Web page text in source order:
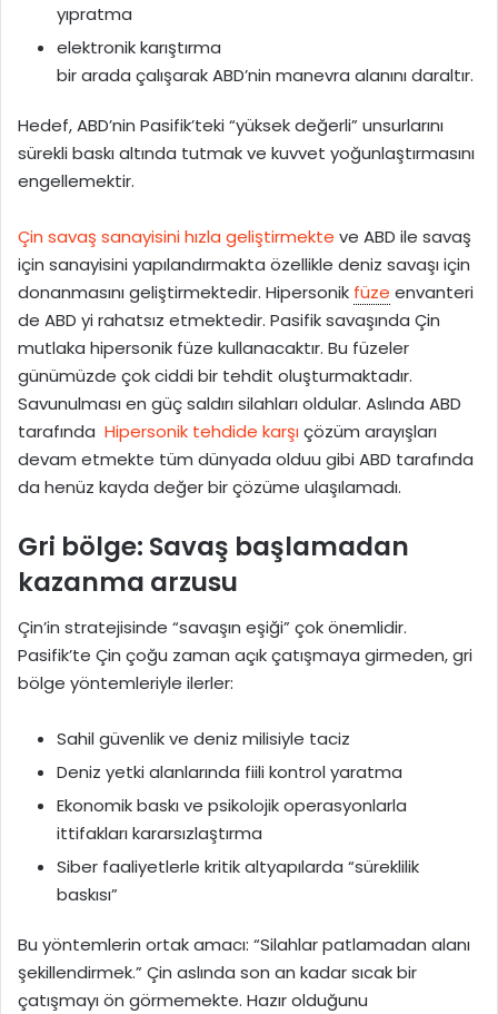
yıpratma
elektronik karıştırma
bir arada çalışarak ABD’nin manevra alanını daraltır.
Hedef, ABD’nin Pasifik’teki “yüksek değerli” unsurlarını
sürekli baskı altında tutmak ve kuvvet yoğunlaştırmasını
engellemektir.
Çin savaş sanayisini hızla geliştirmekte ve ABD ile savaş
için sanayisini yapılandırmakta özellikle deniz savaşı için
donanmasını geliştirmektedir. Hipersonik füze envanteri
de ABD yi rahatsız etmektedir. Pasifik savaşında Çin
mutlaka hipersonik füze kullanacaktır. Bu füzeler
günümüzde çok ciddi bir tehdit oluşturmaktadır.
Savunulması en güç saldırı silahları oldular. Aslında ABD
tarafında Hipersonik tehdide karşıçözüm arayışları
devam etmekte tüm dünyada olduu gibi ABD tarafında
da henüz kayda değer bir çözüme ulaşılamadı.
Gri bölge: Savaş başlamadan
kazanma arzusu
Çin’in stratejisinde “savaşın eşiği” çok önemlidir.
Pasifik’te Çin çoğu zaman açık çatışmaya girmeden, gri
bölge yöntemleriyle ilerler:
Sahil güvenlik ve deniz milisiyle taciz
Deniz yetki alanlarında fiili kontrol yaratma
Ekonomik baskı ve psikolojik operasyonlarla
ittifakları kararsızlaştırma
Siber faaliyetlerle kritik altyapılarda “süreklilik
baskısı”
Bu yöntemlerin ortak amacı: “Silahlar patlamadan alanı
şekillendirmek.” Çin aslında son an kadar sıcak bir
çatışmayı ön görmemekte. Hazır olduğunu